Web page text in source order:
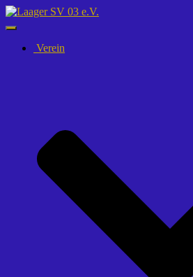
Navigation
umschalten
Verein